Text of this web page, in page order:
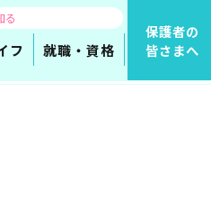
る
フ 就職・資格
保護者の
皆さまへ